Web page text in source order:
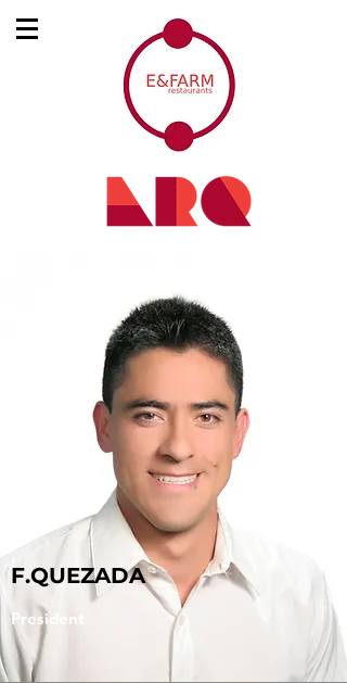
F.QUEZADA
President